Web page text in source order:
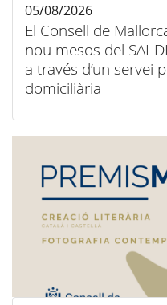
El Consell de
nou mesos del SAI-
a través d’un servei
domiciliària
05/08/2026